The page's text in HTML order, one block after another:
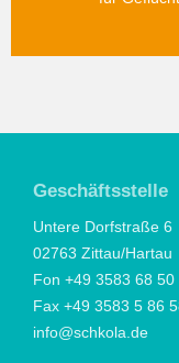
Geschäftsstelle
Untere Dorfstraße 6
02763 Zittau/Hartau
Fon +49 3583 68 50
Fax +49 3583 5 86
info@schkola.de